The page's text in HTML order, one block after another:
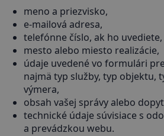
meno a priezvisko,
e-mailová adresa,
telefónne číslo, ak ho uvediete,
mesto alebo miesto realizácie,
údaje uvedené vo formulári
najmä typ služby, typ objektu,
výmera,
obsah vašej správy alebo
technické údaje súvisiace s
a prevádzkou webu.